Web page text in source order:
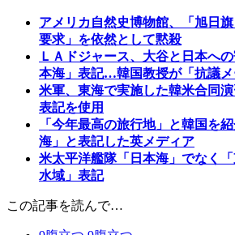
アメリカ自然史博物館、「旭日
要求」を依然として黙殺
ＬＡドジャース、大谷と日本へ
本海」表記…韓国教授が「抗議メ
米軍、東海で実施した韓米合同演
表記を使用
「今年最高の旅行地」と韓国を
海」と表記した英メディア
米太平洋艦隊「日本海」でなく
水域」表記
この記事を読んで…